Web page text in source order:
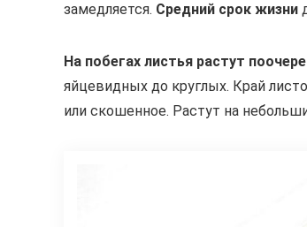
замедляется. Средний срок жизни
На побегах листья растут
яйцевидных до круглых. Край
или скошенное. Растут на